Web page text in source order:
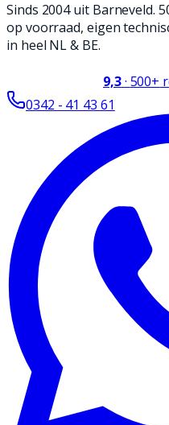
Sinds 2004 uit Barneveld.
op voorraad, eigen
in heel NL & BE.
9,3· 500+
0342 - 41 43 61